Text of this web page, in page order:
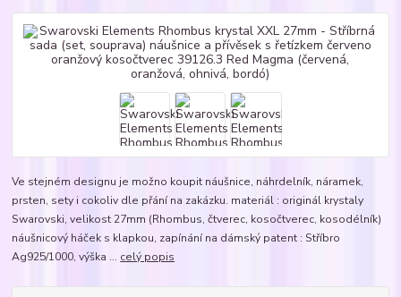
Ve stejném designu je možno koupit náušnice, náhrdelník, náramek,
prsten, sety i cokoliv dle přání na zakázku. materiál : originál krystaly
Swarovski, velikost 27mm (Rhombus, čtverec, kosočtverec, kosodélník)
náušnicový háček s klapkou, zapínání na dámský patent : Stříbro
Ag925/1000, výška ... celý popis